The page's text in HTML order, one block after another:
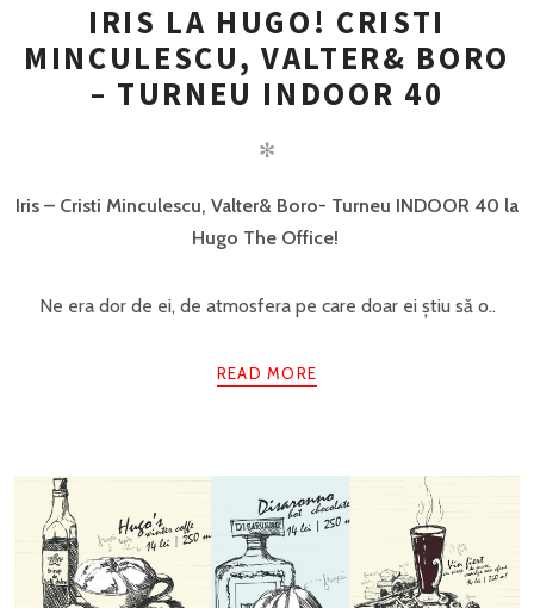
IRIS LA HUGO! CRISTI
MINCULESCU, VALTER& BORO
– TURNEU INDOOR 40
✻
Iris – Cristi Minculescu, Valter& Boro- Turneu INDOOR 40 la
Hugo The Office!
Ne era dor de ei, de atmosfera pe care doar ei știu să o..
READ MORE